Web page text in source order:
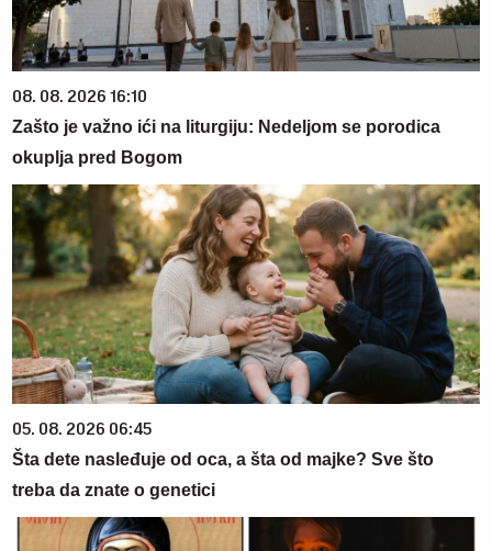
08. 08. 2026 16:10
Zašto je važno ići na liturgiju: Nedeljom se porodica
okuplja pred Bogom
05. 08. 2026 06:45
Šta dete nasleđuje od oca, a šta od majke? Sve što
treba da znate o genetici